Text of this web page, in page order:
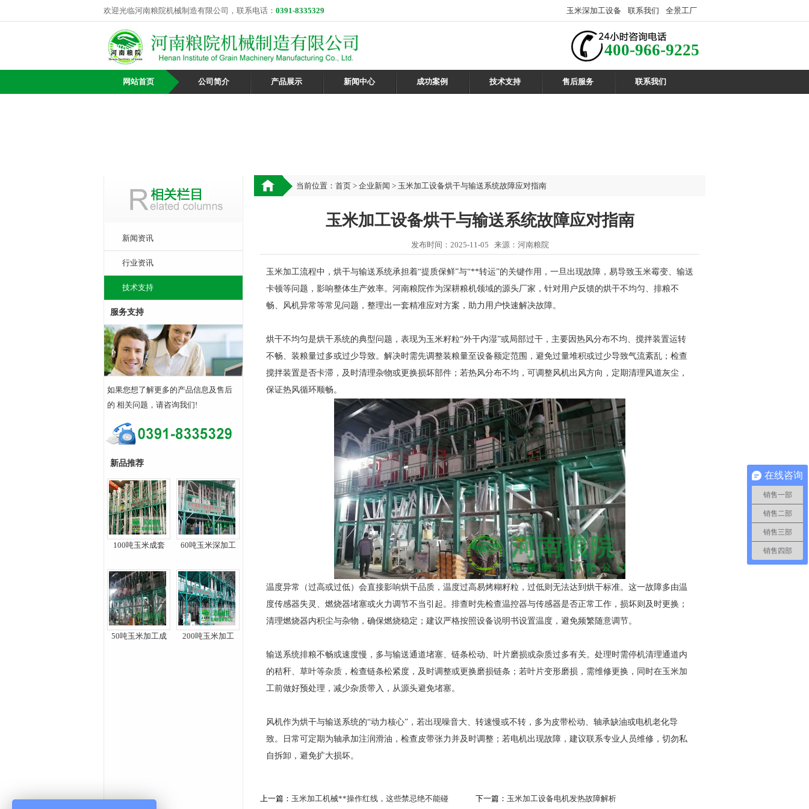
玉米深加工设备 联系我们 全景工厂
欢迎光临河南粮院机械制造有限公司，联系电话： 0391-8335329
400-966-9225
网站首页 公司简介 产品展示 新闻中心 成功案例 技术支持 售后服务 联系我们
新闻资讯
行业资讯
技术支持
服务支持
如果您想了解更多的产品信息及售后
的 相关问题，请咨询我们!
新品推荐
100吨玉米成套 60吨玉米深加工
50吨玉米加工成 200吨玉米加工
当前位置： 首页 > 企业新闻 > 玉米加工设备烘干与输送系统故障应对指南
玉米加工设备烘干与输送系统故障应对指南
发布时间：2025-11-05 来源：河南粮院
玉米加工流程中，烘干与输送系统承担着“提质保鲜”与“**转运”的关键作用，一旦出现故障，易导致玉米霉变、输送
卡顿等问题，影响整体生产效率。河南粮院作为深耕粮机领域的源头厂家，针对用户反馈的烘干不均匀、排粮不
畅、风机异常等常见问题，整理出一套精准应对方案，助力用户快速解决故障。
烘干不均匀是烘干系统的典型问题，表现为玉米籽粒“外干内湿”或局部过干，主要因热风分布不均、搅拌装置运转
不畅、装粮量过多或过少导致。解决时需先调整装粮量至设备额定范围，避免过量堆积或过少导致气流紊乱；检查
搅拌装置是否卡滞，及时清理杂物或更换损坏部件；若热风分布不均，可调整风机出风方向，定期清理风道灰尘，
保证热风循环顺畅。
温度异常（过高或过低）会直接影响烘干品质，温度过高易烤糊籽粒，过低则无法达到烘干标准。这一故障多由温
度传感器失灵、燃烧器堵塞或火力调节不当引起。排查时先检查温控器与传感器是否正常工作，损坏则及时更换；
清理燃烧器内积尘与杂物，确保燃烧稳定；建议严格按照设备说明书设置温度，避免频繁随意调节。
输送系统排粮不畅或速度慢，多与输送通道堵塞、链条松动、叶片磨损或杂质过多有关。处理时需停机清理通道内
的秸秆、草叶等杂质，检查链条松紧度，及时调整或更换磨损链条；若叶片变形磨损，需维修更换，同时在玉米加
工前做好预处理，减少杂质带入，从源头避免堵塞。
风机作为烘干与输送系统的“动力核心”，若出现噪音大、转速慢或不转，多为皮带松动、轴承缺油或电机老化导
致。日常可定期为轴承加注润滑油，检查皮带张力并及时调整；若电机出现故障，建议联系专业人员维修，切勿私
自拆卸，避免扩大损坏。
上一篇： 玉米加工机械**操作红线，这些禁忌绝不能碰 下一篇： 玉米加工设备电机发热故障解析
在线咨询
销售一部
销售二部
销售三部
销售四部